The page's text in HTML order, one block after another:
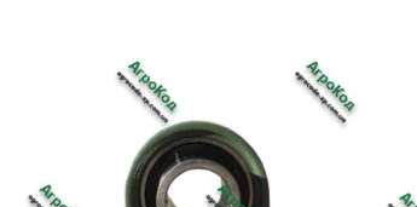
товар
имеет
вариаций.